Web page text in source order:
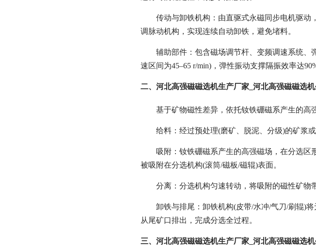
传动与卸铁机构：由直驱式永磁同步电机驱动
调脉动机构，实现连续自动卸铁，避免堵料。
辅助部件：包含磁场调节杆、变频调速系统
速区间为45–65 r/min)，弹性振动支撑隔振效率达
二、河北高强磁磁选机生产厂家_河北高强磁磁选
基于矿物磁性差异，依托钕铁硼磁系产生的高
给料：经过预处理(磨矿、脱泥、分级)的矿浆
吸附：钕铁硼磁系产生的高强磁场，在分选区
被吸附在分选机构(滚筒/磁板/磁辊)表面。
分离：分选机构匀速转动，将吸附的磁性矿物
卸铁与排尾：卸铁机构(皮带/水冲/气刀/刷辊)
从尾矿口排出，完成分选全过程。
三、河北高强磁磁选机生产厂家_河北高强磁磁选